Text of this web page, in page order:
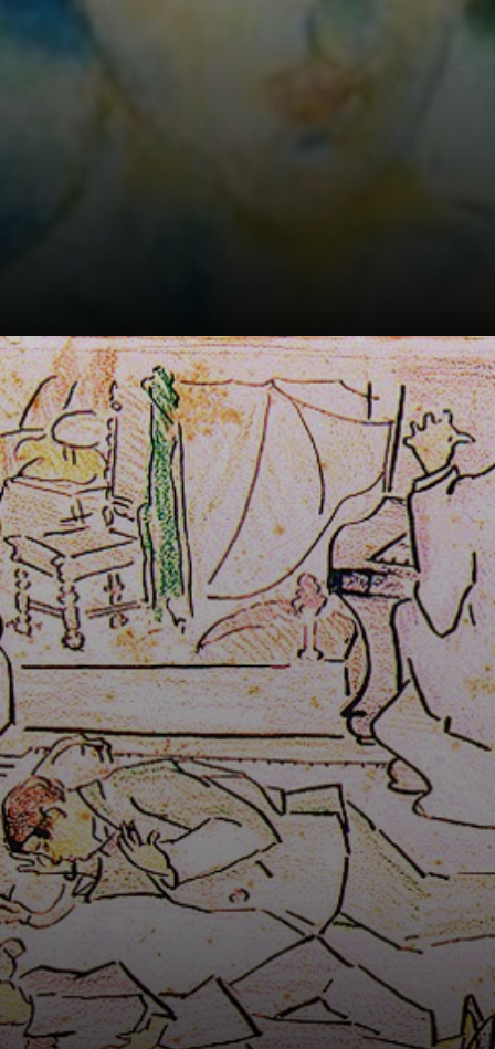
Sua segunda
exposição
individual em 1917
foi uma polêmica
que causou
grande impacto
na sociedade
paulistana.